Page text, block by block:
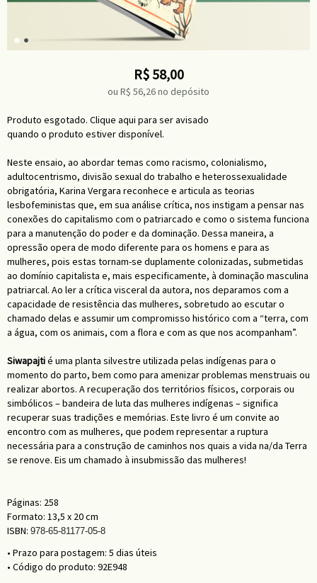
R$58,00
ou R$ 56,26no depósito
Produto esgotado. Clique aqui para ser avisado
quando o produto estiver disponível.
Neste ensaio, ao abordar temas como racismo, colonialismo,
adultocentrismo, divisão sexual do trabalho e heterossexualidade
obrigatória, Karina Vergara reconhece e articula as teorias
lesbofeministas que, em sua análise crítica, nos instigam a pensar nas
conexões do capitalismo com o patriarcado e como o sistema funciona
para a manutenção do poder e da dominação. Dessa maneira, a
opressão opera de modo diferente para os homens e para as
mulheres, pois estas tornam-se duplamente colonizadas, submetidas
ao domínio capitalista e, mais especificamente, à dominação masculina
patriarcal. Ao ler a crítica visceral da autora, nos deparamos com a
capacidade de resistência das mulheres, sobretudo ao escutar o
chamado delas e assumir um compromisso histórico com a “terra, com
a água, com os animais, com a flora e com as que nos acompanham”.
Siwapajtié uma planta silvestre utilizada pelas indígenas para o
momento do parto, bem como para amenizar problemas menstruais ou
realizar abortos. A recuperação dos territórios físicos, corporais ou
simbólicos – bandeira de luta das mulheres indígenas – significa
recuperar suas tradições e memórias. Este livro é um convite ao
encontro com as mulheres, que podem representar a ruptura
necessária para a construção de caminhos nos quais a vida na/da Terra
se renove. Eis um chamado à insubmissão das mulheres!
Páginas: 258
Formato: 13,5 x 20 cm
ISBN: 978-65-81177-05-8
• Prazo para postagem: 5 dias úteis
• Código do produto: 92E948